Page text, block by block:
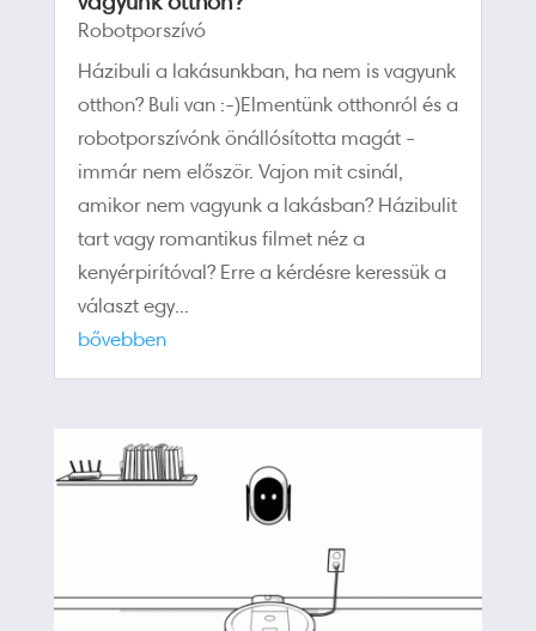
Robotporszívó
Házibuli a lakásunkban, ha nem is vagyunk
otthon? Buli van :-)Elmentünk otthonról és a
robotporszívónk önállósította magát -
immár nem először. Vajon mit csinál,
amikor nem vagyunk a lakásban? Házibulit
tart vagy romantikus filmet néz a
kenyérpirítóval? Erre a kérdésre keressük a
választ egy...
bővebben